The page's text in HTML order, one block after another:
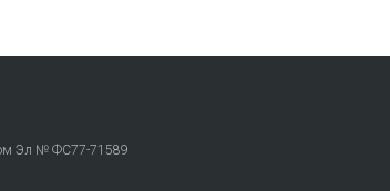
Эл № ФС77-71589